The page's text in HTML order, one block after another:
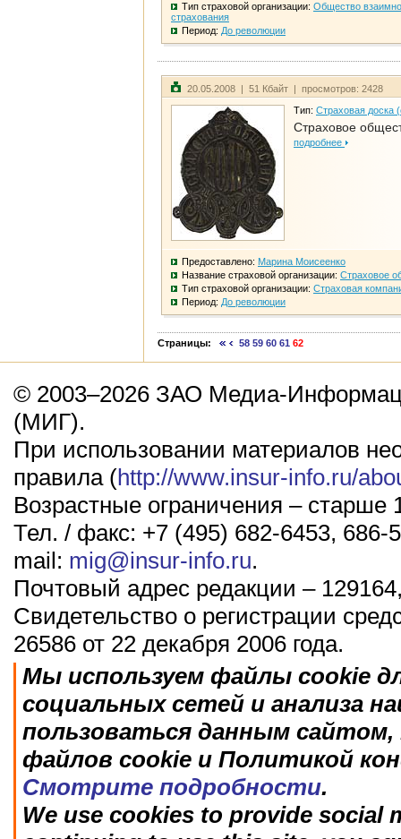
Тип страховой организации: Общество
страхования
Период: До революции
20.05.2008 | 51 Кбайт | просмотров: 2428
Тип: Страховая доска
Страховое
подробнее
Предоставлено: Марина Моисеенко
Название страховой организации: Страховое
Тип страховой организации: Страховая
Период: До революции
Страницы: 58 59 60 61 62
© 2003–2026 ЗАО Медиа-
(МИГ).
При использовании материалов
правила (http://www.insur-info.ru/
Возрастные ограничения – старше
Тел. / факс: +7 (495) 682-6453, 686-
mail: mig@insur-info.ru.
Почтовый адрес редакции –
Свидетельство о регистрации
26586 от 22 декабря 2006 года.
Мы используем файлы cookie
социальных сетей и анализа
пользоваться данным
файлов cookie и Политикой
Смотрите подробности.
We use cookies to provide social